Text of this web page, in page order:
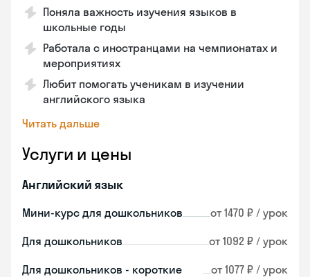
Поняла важность изучения языков в
школьные годы
Работала с иностранцами на чемпионатах и
мероприятиях
Любит помогать ученикам в изучении
английского языка
Читать дальше
Услуги и цены
Английский язык
Мини-курс для дошкольников от 1470 ₽ / урок
Для дошкольников от 1092 ₽ / урок
Для дошкольников - короткие
от 1077 ₽ / урок